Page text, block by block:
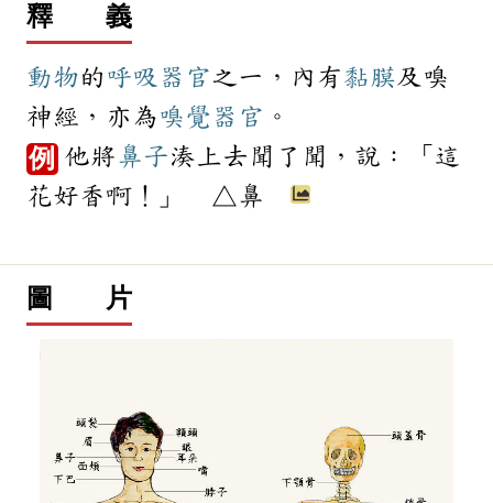
釋 義
動物的 呼吸 器官之一，內有黏膜及嗅
神經，亦為嗅覺 器官 。
例 他將鼻子湊上去聞了聞，說：「這
花好香啊！」 △鼻
圖 片